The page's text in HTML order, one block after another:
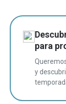
para
y